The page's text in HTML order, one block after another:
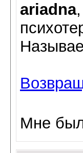
ariadna
Мне